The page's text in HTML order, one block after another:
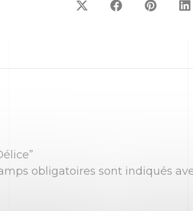
obligatoires sont indiqués